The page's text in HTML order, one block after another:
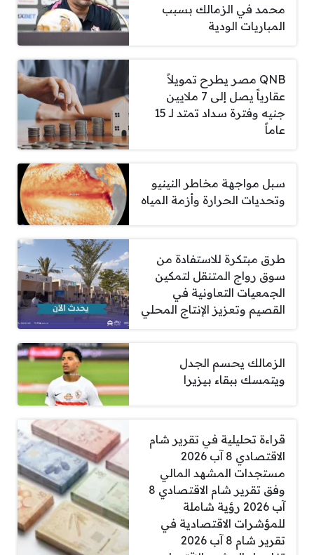
محمد في الزمالك بسبب
المباريات الودية
QNB مصر يطرح تمويلاً
عقارياً يصل إلى 7 ملايين
جنيه وفترة سداد تمتد لـ 15
عاماً
سبل مواجهة مخاطر النينيو
وتحديات الحرارة وأزمة المياه
طرق مبتكرة للاستفادة من
سوق رواج المتنقل لتمكين
الجمعيات التعاونية في
القصيم وتعزيز الإنتاج المحلي
الزمالك يحسم الجدل
ويتمسك ببقاء بيزيرا
قراءة تحليلية في تقرير شام
الاقتصادي 8 آب 2026
مستجدات المشهد المالي
وفق تقرير شام الاقتصادي 8
آب 2026 رؤية شاملة
للمؤشرات الاقتصادية في
تقرير شام 8 آب 2026